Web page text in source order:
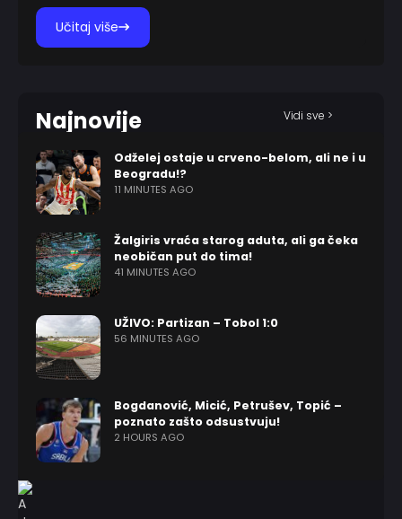
Učitaj više
Najnovije Vidi sve >
Odželej ostaje u crveno-belom, ali ne i u
Beogradu!?
11 MINUTES AGO
Žalgiris vraća starog aduta, ali ga čeka
neobičan put do tima!
41 MINUTES AGO
UŽIVO: Partizan – Tobol 1:0
56 MINUTES AGO
Bogdanović, Micić, Petrušev, Topić –
poznato zašto odsustvuju!
2 HOURS AGO